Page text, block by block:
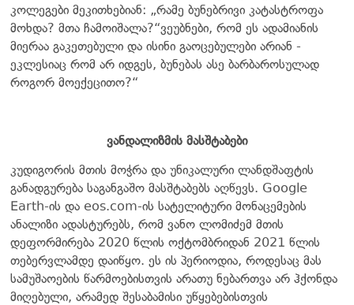
კოლეგები მეკითხებიან: „რამე ბუნებრივი კატასტროფა
მოხდა? მთა ჩამოიშალა?“ვეუბნები, რომ ეს ადამიანის
მიერაა გაკეთებული და ისინი გაოცებულები არიან -
ეკლესიაც რომ არ იდგეს, ბუნებას ასე ბარბაროსულად
როგორ მოექეცითო?“
ვანდალიზმის მასშტაბები
კუდიგორის მთის მოჭრა და უნიკალური ლანდშაფტის
განადგურება საგანგაშო მასშტაბებს აღწევს. Google
Earth-ის და eos.com-ის სატელიტური მონაცემების
ანალიზი ადასტურებს, რომ ვანო ლომიძემ მთის
დეფორმირება 2020 წლის ოქტომბრიდან 2021 წლის
თებერვლამდე დაიწყო. ეს ის პერიოდია, როდესაც მას
სამუშაოების წარმოებისთვის არათუ ნებართვა არ ჰქონდა
მიღებული, არამედ შესაბამისი უწყებებისთვის